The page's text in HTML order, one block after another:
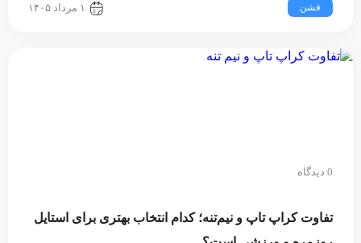
فشن ۱ مرداد ۱۴۰۵
0 دیدگاه
تفاوت کراپ تاپ و نیم‌تنه؛ کدام انتخاب بهتری برای استایل